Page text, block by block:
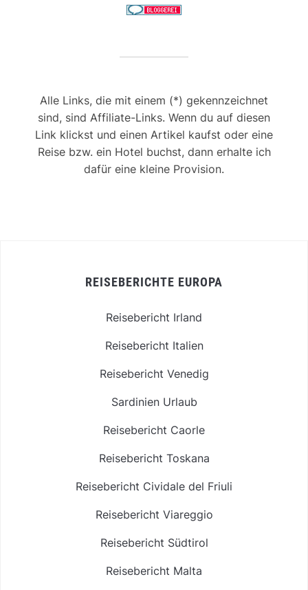
Alle Links, die mit einem (*) gekennzeichnet
sind, sind Affiliate-Links. Wenn du auf diesen
Link klickst und einen Artikel kaufst oder eine
Reise bzw. ein Hotel buchst, dann erhalte ich
dafür eine kleine Provision.
REISEBERICHTE EUROPA
Reisebericht Irland
Reisebericht Italien
Reisebericht Venedig
Sardinien Urlaub
Reisebericht Caorle
Reisebericht Toskana
Reisebericht Cividale del Friuli
Reisebericht Viareggio
Reisebericht Südtirol
Reisebericht Malta